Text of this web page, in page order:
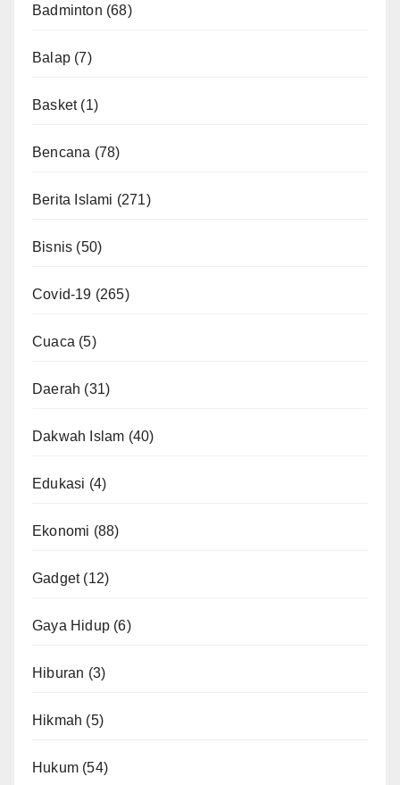
Badminton (68)
Balap (7)
Basket(1)
Bencana (78)
Berita Islami (271)
Bisnis (50)
Covid-19 (265)
Cuaca (5)
Daerah (31)
Dakwah Islam (40)
Edukasi (4)
Ekonomi (88)
Gadget(12)
Gaya Hidup (6)
Hiburan (3)
Hikmah (5)
Hukum (54)